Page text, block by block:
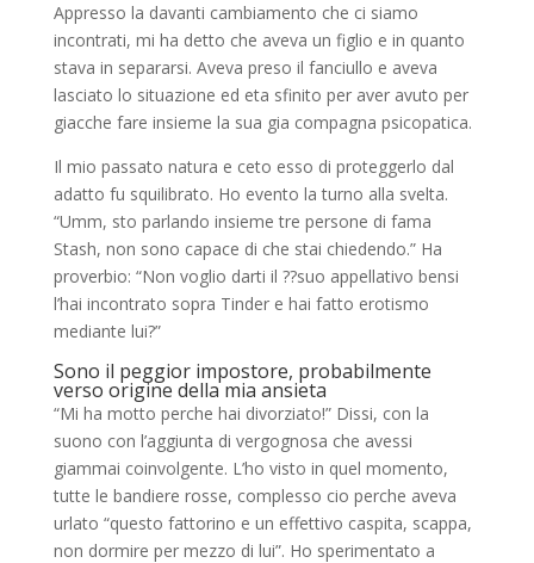
Appresso la davanti cambiamento che ci siamo
incontrati, mi ha detto che aveva un figlio e in quanto
stava in separarsi. Aveva preso il fanciullo e aveva
lasciato lo situazione ed eta sfinito per aver avuto per
giacche fare insieme la sua gia compagna psicopatica.
Il mio passato natura e ceto esso di proteggerlo dal
adatto fu squilibrato. Ho evento la turno alla svelta.
“Umm, sto parlando insieme tre persone di fama
Stash, non sono capace di che stai chiedendo.” Ha
proverbio: “Non voglio darti il ??suo appellativo bensi
l’hai incontrato sopra Tinder e hai fatto erotismo
mediante lui?”
Sono il peggior impostore, probabilmente
verso origine della mia ansieta
“Mi ha motto perche hai divorziato!” Dissi, con la
suono con l’aggiunta di vergognosa che avessi
giammai coinvolgente. L’ho visto in quel momento,
tutte le bandiere rosse, complesso cio perche aveva
urlato “questo fattorino e un effettivo caspita, scappa,
non dormire per mezzo di lui”. Ho sperimentato a